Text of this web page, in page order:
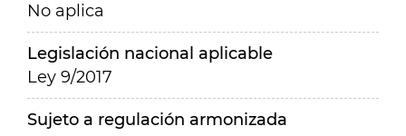
No aplica
Legislación nacional aplicable
Ley 9/2017
Sujeto a regulación armonizada